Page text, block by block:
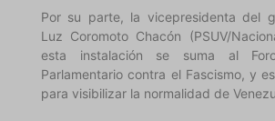
Por su parte, la vicepresidenta del
Luz Coromoto Chacón (PSUV/
esta instalación se suma al Foro
Parlamentario contra el Fascismo, y
para visibilizar la normalidad de